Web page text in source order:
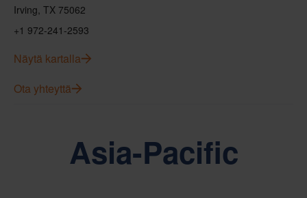
Irving, TX 75062
+1 972-241-2593
Näytä kartalla
Ota yhteyttä
Asia-Pacific